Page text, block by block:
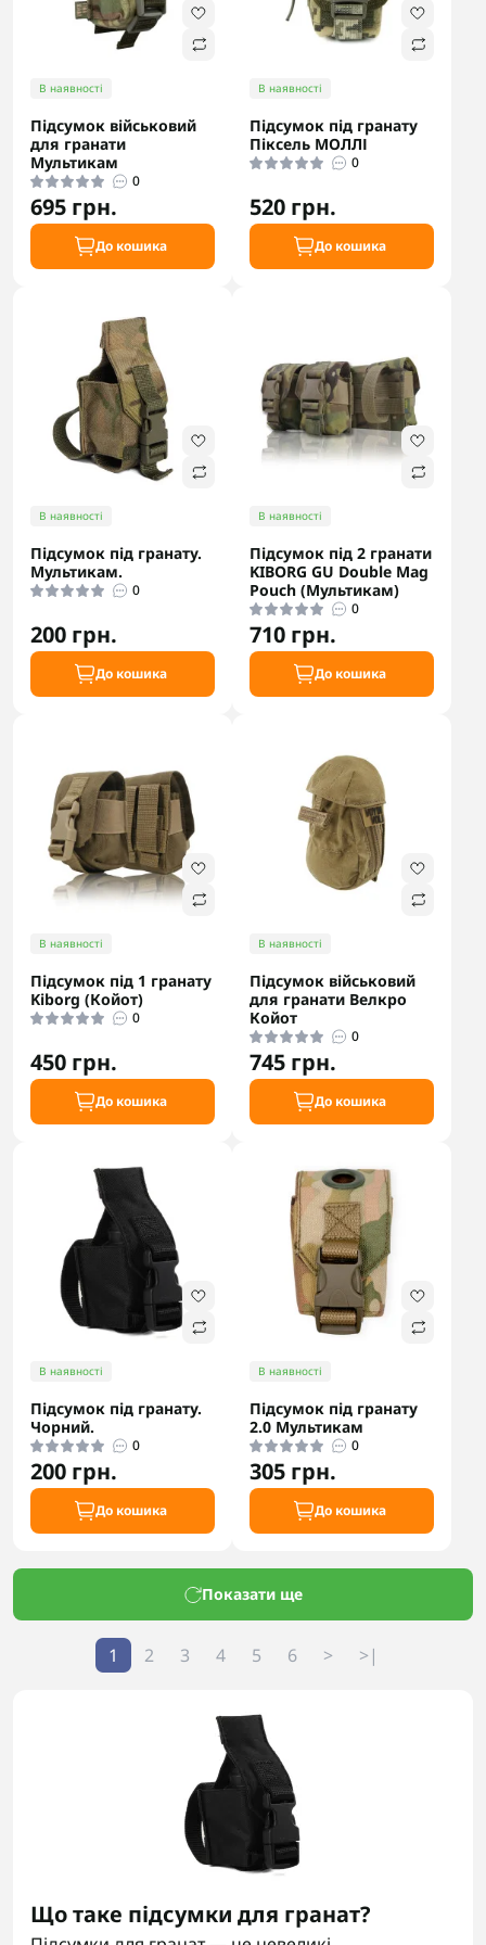
В наявності
Підсумок військовий
для гранати
Мультикам
0
695 грн.
До кошика
В наявності
Підсумок під гранату
Піксель МОЛЛІ
0
520 грн.
До кошика
В наявності
Підсумок під гранату.
Мультикам.
0
200 грн.
До кошика
В наявності
Підсумок під 2 гранати
KIBORG GU Double Mag
Pouch (Мультикам)
0
710 грн.
До кошика
В наявності
Підсумок під 1 гранату
Kiborg (Койот)
0
450 грн.
До кошика
В наявності
Підсумок військовий
для гранати Велкро
Койот
0
745 грн.
До кошика
В наявності
Підсумок під гранату.
Чорний.
0
200 грн.
До кошика
В наявності
Підсумок під гранату
2.0 Мультикам
0
305 грн.
До кошика
Показати ще
1 2 3 4 5 6 > >|
Що таке підсумки для гранат?